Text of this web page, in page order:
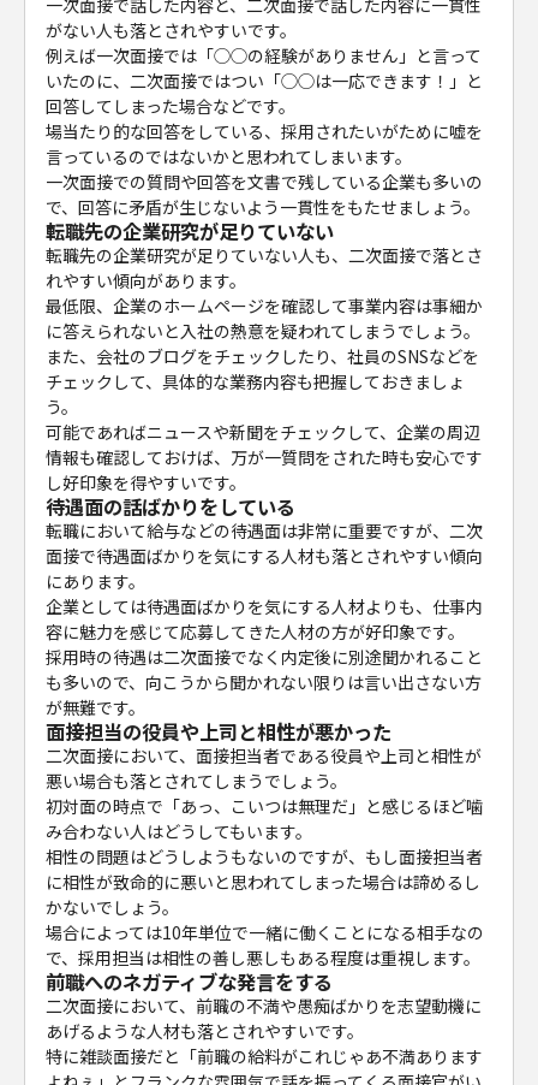
がない人も落とされやすいです。
例えば一次面接では「◯◯の経験がありません」と言って
いたのに、二次面接ではつい「◯◯は一応できます！」と
回答してしまった場合などです。
場当たり的な回答をしている、採用されたいがために嘘を
言っているのではないかと思われてしまいます。
一次面接での質問や回答を文書で残している企業も多いの
で、回答に矛盾が生じないよう一貫性をもたせましょう。
転職先の企業研究が足りていない
転職先の企業研究が足りていない人も、二次面接で落とさ
れやすい傾向があります。
最低限、企業のホームページを確認して事業内容は事細か
に答えられないと入社の熱意を疑われてしまうでしょう。
また、会社のブログをチェックしたり、社員のSNSなどを
チェックして、具体的な業務内容も把握しておきましょ
う。
可能であればニュースや新聞をチェックして、企業の周辺
情報も確認しておけば、万が一質問をされた時も安心です
し好印象を得やすいです。
待遇面の話ばかりをしている
転職において給与などの待遇面は非常に重要ですが、二次
面接で待遇面ばかりを気にする人材も落とされやすい傾向
にあります。
企業としては待遇面ばかりを気にする人材よりも、仕事内
容に魅力を感じて応募してきた人材の方が好印象です。
採用時の待遇は二次面接でなく内定後に別途聞かれること
も多いので、向こうから聞かれない限りは言い出さない方
が無難です。
面接担当の役員や上司と相性が悪かった
二次面接において、面接担当者である役員や上司と相性が
悪い場合も落とされてしまうでしょう。
初対面の時点で「あっ、こいつは無理だ」と感じるほど噛
み合わない人はどうしてもいます。
相性の問題はどうしようもないのですが、もし面接担当者
に相性が致命的に悪いと思われてしまった場合は諦めるし
かないでしょう。
場合によっては10年単位で一緒に働くことになる相手なの
で、採用担当は相性の善し悪しもある程度は重視します。
前職へのネガティブな発言をする
二次面接において、前職の不満や愚痴ばかりを志望動機に
あげるような人材も落とされやすいです。
特に雑談面接だと「前職の給料がこれじゃあ不満あります